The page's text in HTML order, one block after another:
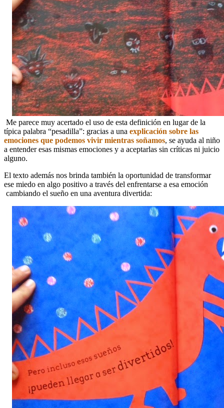
Me parece muy acertado el uso de esta definición en lugar de la
típica palabra “pesadilla”: gracias a una explicación sobre las
emociones que podemos vivir mientras soñamos, se ayuda al niño
a entender esas mismas emociones y a aceptarlas sin críticas ni juicio
alguno.
El texto además nos brinda también la oportunidad de transformar
ese miedo en algo positivo a través del enfrentarse a esa emoción
cambiando el sueño en una aventura divertida: